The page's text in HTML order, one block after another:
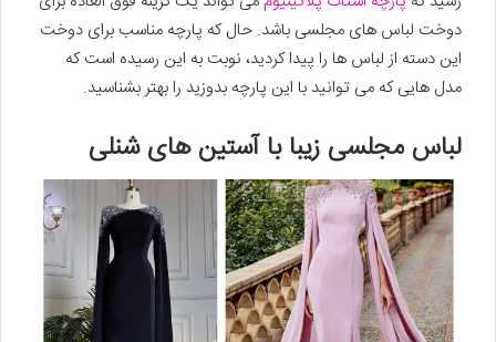
دوخت لباس های مجلسی باشد. حال که پارچه مناسب برای دوخت
این دسته از لباس ها را پیدا کردید، نوبت به این رسیده است که
مدل هایی که می توانید با این پارچه بدوزید را بهتر بشناسید.
لباس مجلسی زیبا با آستین های شنلی